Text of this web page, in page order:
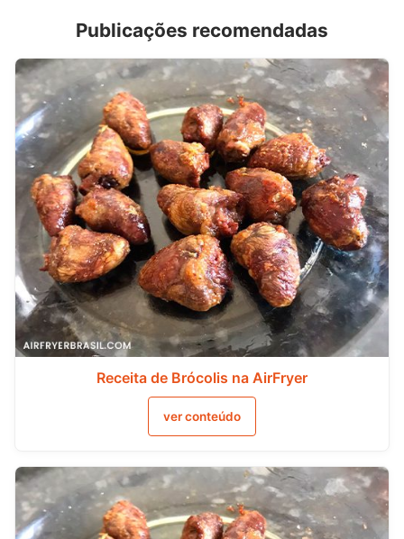
Publicações recomendadas
Receita de Brócolis na AirFryer
ver conteúdo